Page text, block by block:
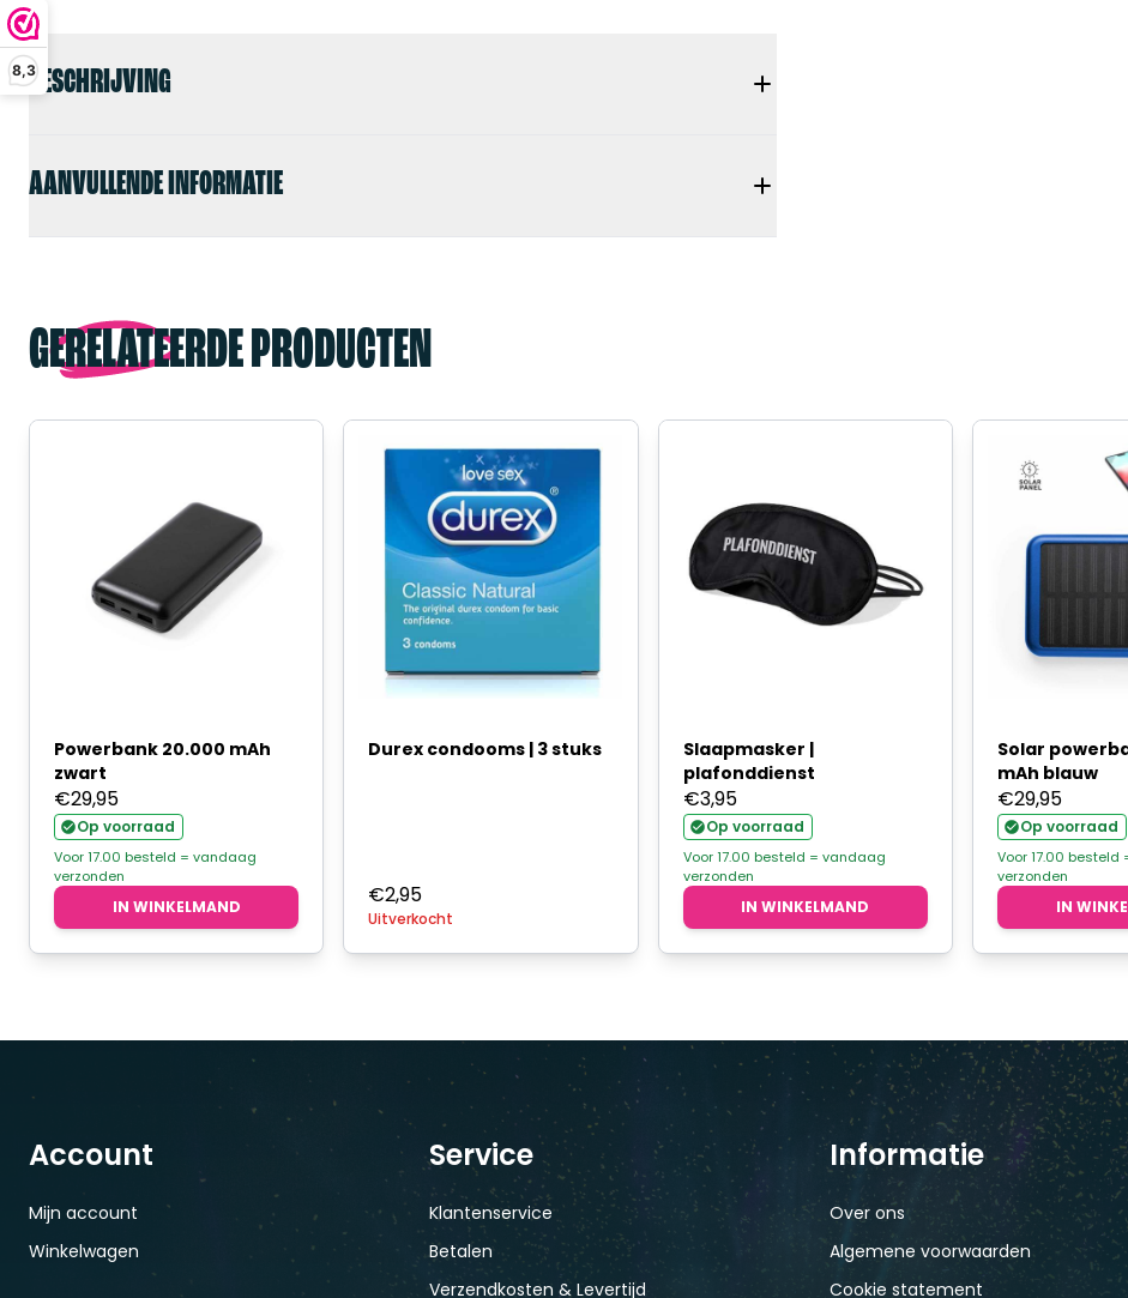
8,3BESCHRIJVING
AANVULLENDE INFORMATIE
GERELATEERDE PRODUCTEN
Powerbank 20.000 mAh
zwart
€29,95
Op voorraad
Voor 17.00 besteld = vandaag
verzonden
IN WINKELMAND
Durex condooms | 3 stuks
€2,95
Uitverkocht
Slaapmasker |
plafonddienst
€3,95
Op voorraad
Voor 17.00 besteld = vandaag
verzonden
IN WINKELMAND
Solar
mAh blauw
€29,95
Op voorraad
Voor 17.00
verzonden
IN
Account
Mijn account
Winkelwagen
Service
Klantenservice
Betalen
Verzendkosten & Levertijd
Informatie
Over ons
Algemene voorwaarden
Cookie statement